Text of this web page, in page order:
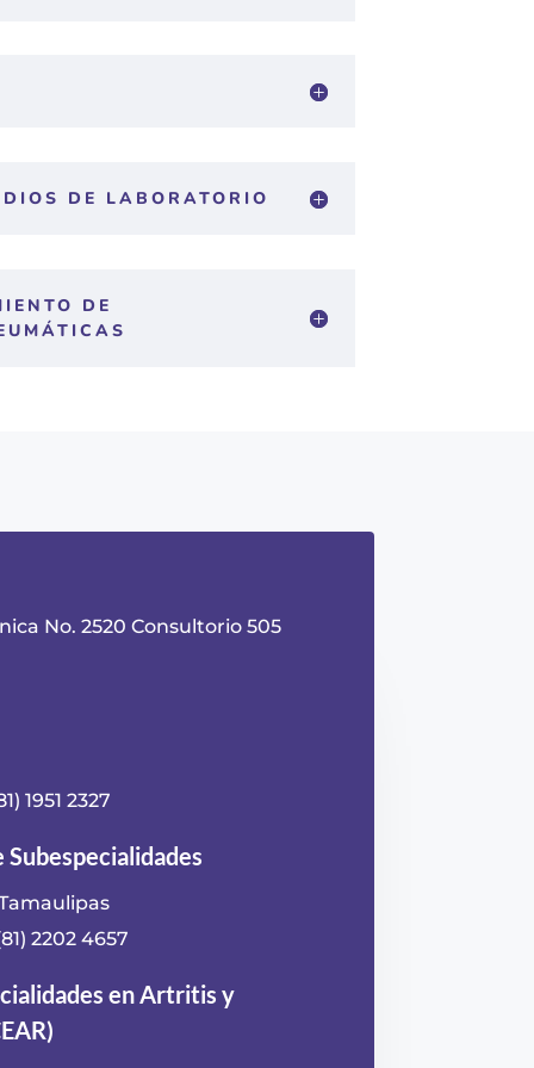
DE LABORATORIO
DE
No. 2520 Consultorio 505
1951 2327
Subespecialidades
2202 4657
en Artritis y